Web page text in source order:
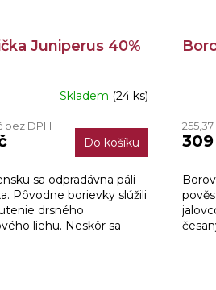
Juniperus 40%
Skladem (24 ks)
bez DPH
Do košíku
sa odpradávna páli
Pôvodne borievky slúžili
drsného
liehu. Neskôr sa